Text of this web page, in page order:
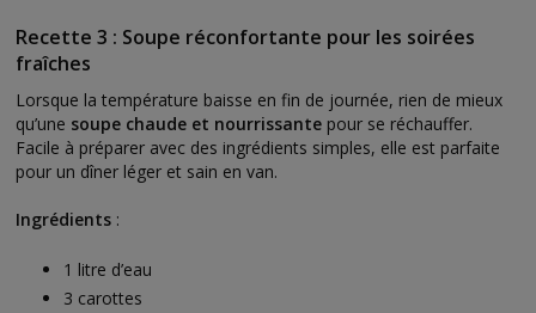
Recette 3 : Soupe réconfortante pour les soirées
fraîches
Lorsque la température baisse en fin de journée, rien de mieux
qu’une soupe chaude et nourrissante pour se réchauffer.
Facile à préparer avec des ingrédients simples, elle est parfaite
pour un dîner léger et sain en van.
Ingrédients :
1 litre d’eau
3 carottes